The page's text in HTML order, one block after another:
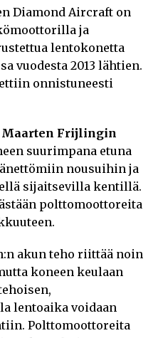
Diamond Aircraft on
ja
lentokonetta
vuodesta 2013 lähtien.
onnistuneesti
Maarten Frijlingin
suurimpana etuna
nousuihin ja
sijaitsevilla kentillä.
polttomoottoreita
akun teho riittää noin
koneen keulaan
lentoaika voidaan
Polttomoottoreita